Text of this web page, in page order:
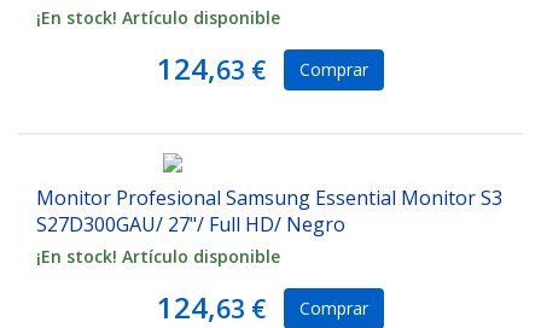
¡En stock! Artículo disponible
124,63 € Comprar
Monitor Profesional Samsung Essential Monitor S3
S27D300GAU/ 27"/ Full HD/ Negro
¡En stock! Artículo disponible
124,63 € Comprar